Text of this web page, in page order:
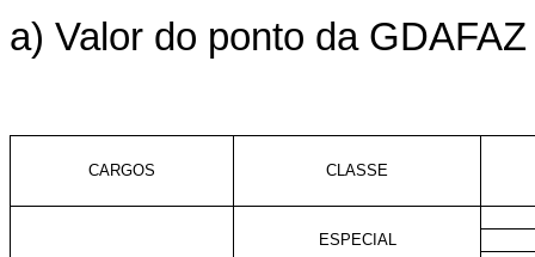
a) Valor do ponto da
CARGOS CLASSE
ESPECIAL